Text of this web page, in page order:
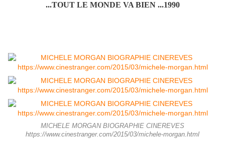
...TOUT LE MONDE VA BIEN ...1990
MICHELE MORGAN BIOGRAPHIE CINEREVES
https://www.cinestranger.com/2015/03/michele-morgan.html